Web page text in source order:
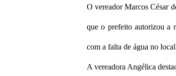
O vereador Marcos César
que o prefeito autorizou a
com a falta de água no
A vereadora Angélica